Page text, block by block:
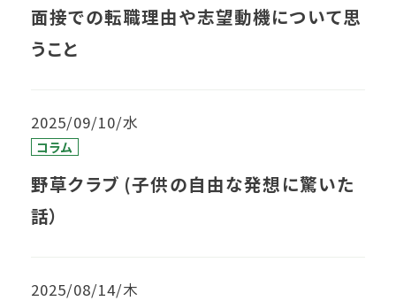
面接での転職理由や志望動機について思
うこと
2025/09/10/水
コラム
野草クラブ (子供の自由な発想に驚いた
話）
2025/08/14/木